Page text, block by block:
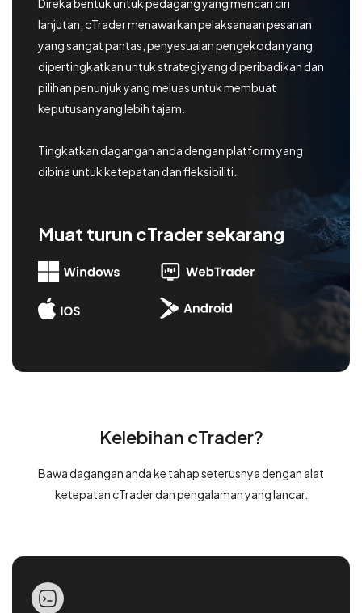
Bantuan
Direka bentuk untuk pedagang yang mencari ciri
lanjutan, cTrader menawarkan pelaksanaan pesanan
yang sangat pantas, penyesuaian pengekodan yang
dipertingkatkan untuk strategi yang diperibadikan dan
pilihan penunjuk yang meluas untuk membuat
keputusan yang lebih tajam.
Tingkatkan dagangan anda dengan platform yang
dibina untuk ketepatan dan fleksibiliti.
Muat turun cTrader sekarang
Kelebihan cTrader?
Bawa dagangan anda ke tahap seterusnya dengan alat
ketepatan cTrader dan pengalaman yang lancar.